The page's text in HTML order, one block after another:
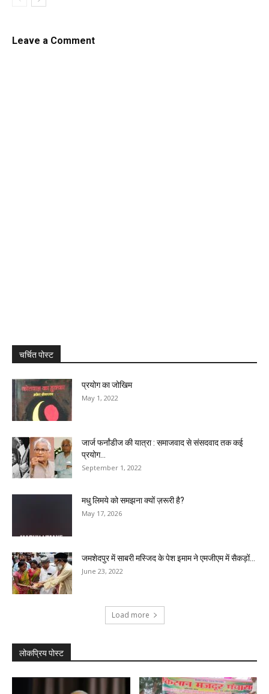
Leave a Comment
चर्चित पोस्ट
प्रयोग का जोखिम
May 1, 2022
जार्ज फर्नांडीज की यात्रा : समाजवाद से संसदवाद तक कई
प्रयोग...
September 1, 2022
मधु लिमये को समझना क्यों ज़रूरी है?
May 17, 2026
जमशेदपुर में साबरी मस्जिद के पेश इमाम ने एमजीएम में सैकड़ों...
June 23, 2022
Load more
लोकप्रिय पोस्ट